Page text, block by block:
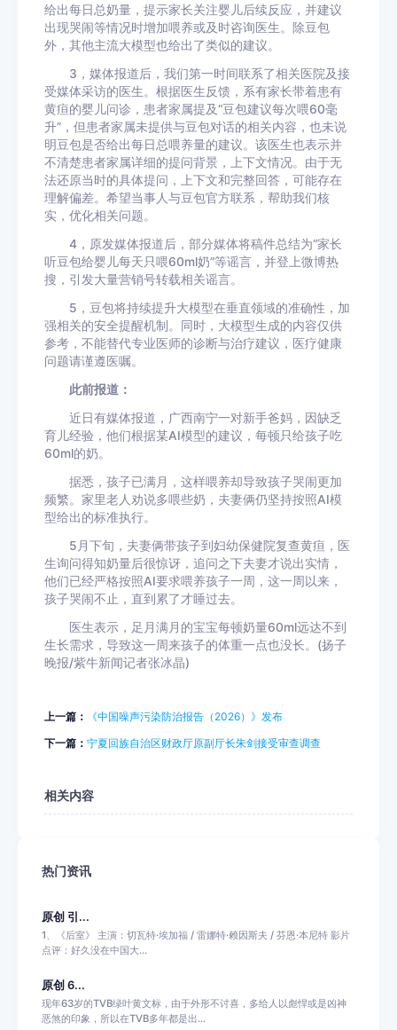
给出每日总奶量，提示家长关注婴儿后续反应，并建议
出现哭闹等情况时增加喂养或及时咨询医生。除豆包
外，其他主流大模型也给出了类似的建议。
3，媒体报道后，我们第一时间联系了相关医院及接
受媒体采访的医生。根据医生反馈，系有家长带着患有
黄疸的婴儿问诊，患者家属提及“豆包建议每次喂60毫
升”，但患者家属未提供与豆包对话的相关内容，也未说
明豆包是否给出每日总喂养量的建议。该医生也表示并
不清楚患者家属详细的提问背景，上下文情况。由于无
法还原当时的具体提问，上下文和完整回答，可能存在
理解偏差。希望当事人与豆包官方联系，帮助我们核
实，优化相关问题。
4，原发媒体报道后，部分媒体将稿件总结为“家长
听豆包给婴儿每天只喂60ml奶”等谣言，并登上微博热
搜，引发大量营销号转载相关谣言。
5，豆包将持续提升大模型在垂直领域的准确性，加
强相关的安全提醒机制。同时，大模型生成的内容仅供
参考，不能替代专业医师的诊断与治疗建议，医疗健康
问题请谨遵医嘱。
此前报道：
近日有媒体报道，广西南宁一对新手爸妈，因缺乏
育儿经验，他们根据某AI模型的建议，每顿只给孩子吃
60ml的奶。
据悉，孩子已满月，这样喂养却导致孩子哭闹更加
频繁。家里老人劝说多喂些奶，夫妻俩仍坚持按照AI模
型给出的标准执行。
5月下旬，夫妻俩带孩子到妇幼保健院复查黄疸，医
生询问得知奶量后很惊讶，追问之下夫妻才说出实情，
他们已经严格按照AI要求喂养孩子一周，这一周以来，
孩子哭闹不止，直到累了才睡过去。
医生表示，足月满月的宝宝每顿奶量60ml远达不到
生长需求，导致这一周来孩子的体重一点也没长。(扬子
晚报/紫牛新闻记者张冰晶)
上一篇：
《中国噪声污染防治报告（2026）》发布
下一篇： 宁夏回族自治区财政厅原副厅长朱剑接受审查调查
相关内容
热门资讯
原创 引...
1、《后室》 主演：切瓦特·埃加福 / 雷娜特·赖因斯夫 / 芬恩·本尼特 影片
点评：好久没在中国大...
原创 6...
现年63岁的TVB绿叶黄文标，由于外形不讨喜，多给人以彪悍或是凶神
恶煞的印象，所以在TVB多年都是出...